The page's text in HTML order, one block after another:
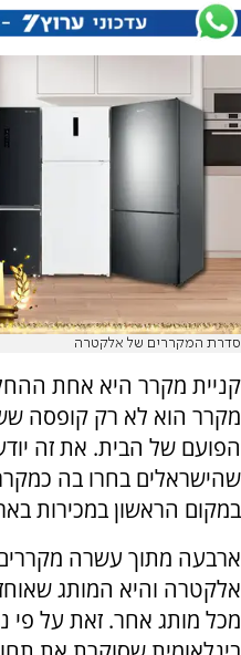
סדרת המקררים של אלקטרה
קניית מקרר היא אחת
מקרר הוא לא רק קופסה
הפועם של הבית. את זה
שהישראלים בחרו בה
במקום הראשון במכירות
ארבעה מתוך עשרה
מכל מותג אחר. זאת על פי